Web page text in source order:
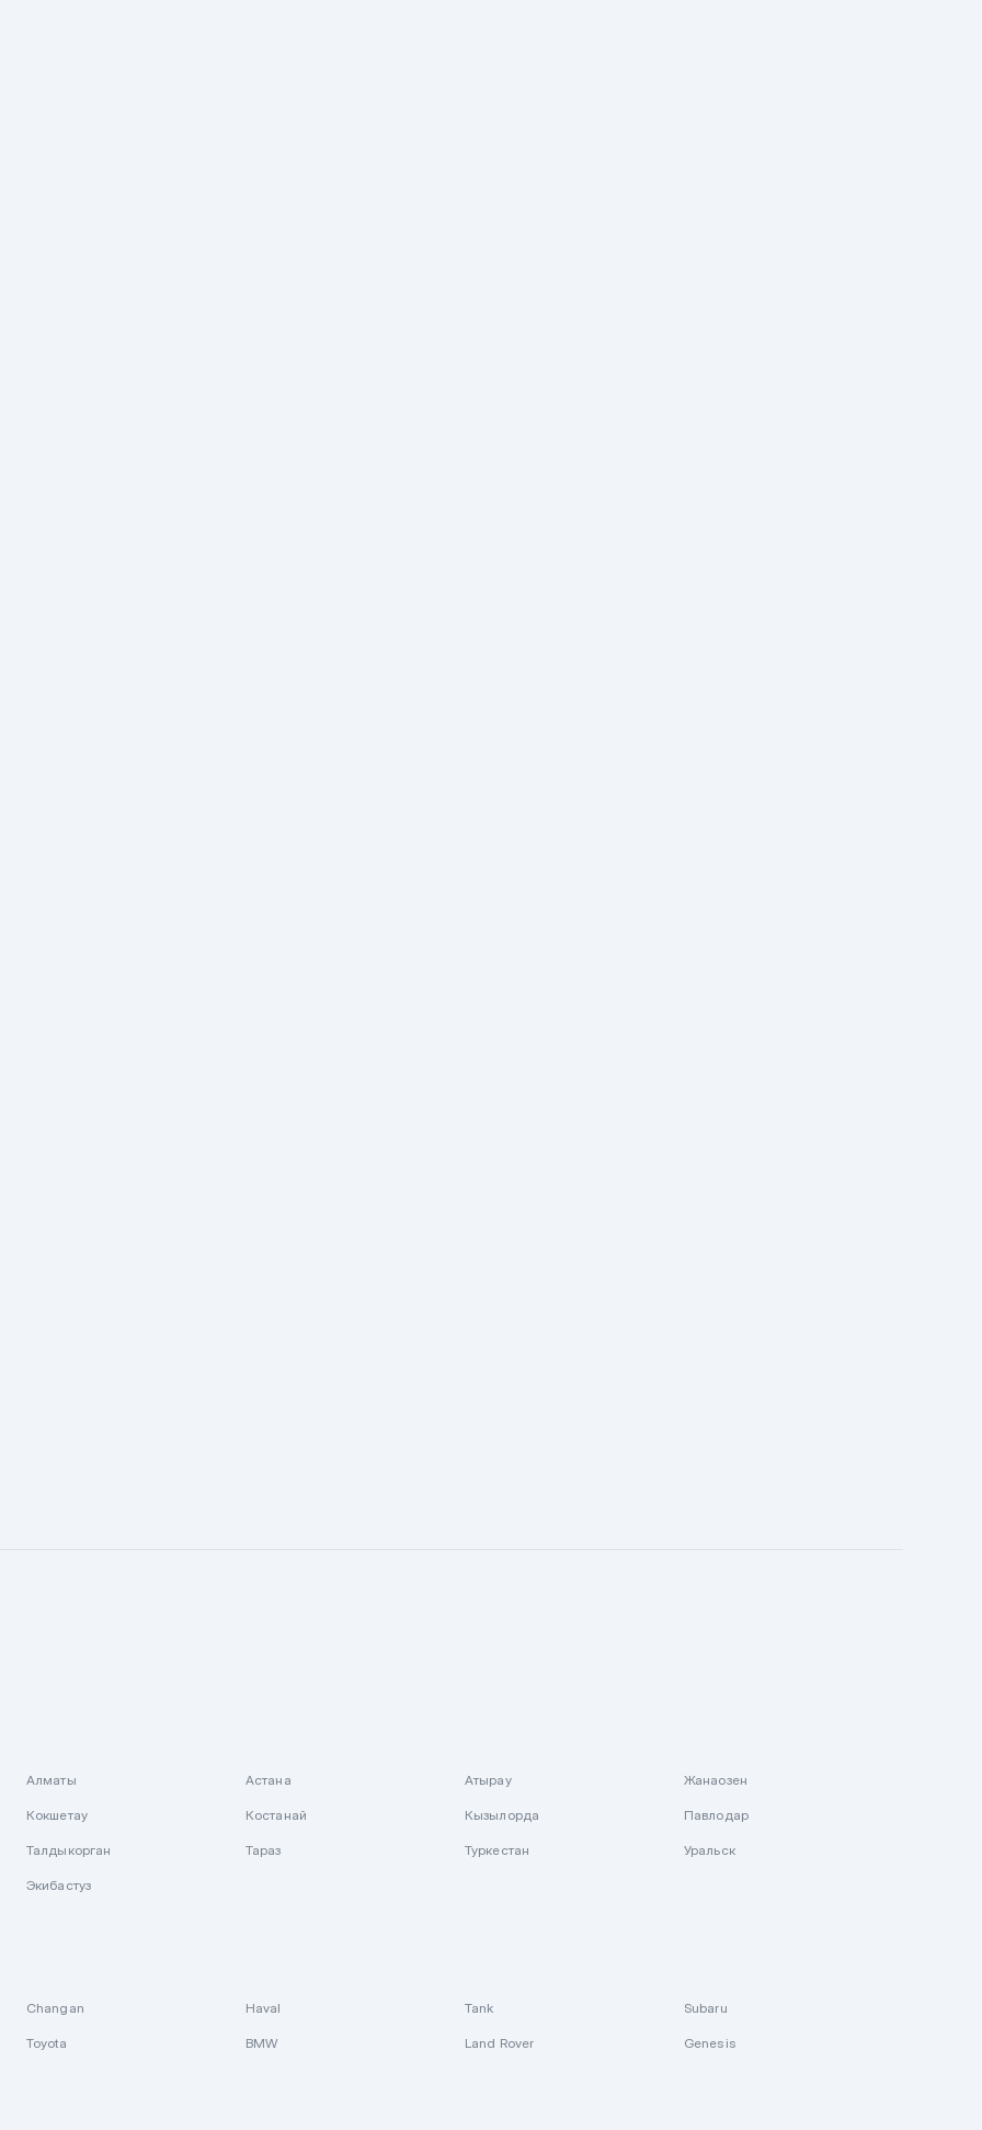
Алматы Астана Атырау Жанаозен
Кокшетау Костанай Кызылорда Павлодар
Талдыкорган Тараз Туркестан Уральск
Экибастуз
Changan Haval Tank Subaru
Toyota BMW Land Rover Genesis